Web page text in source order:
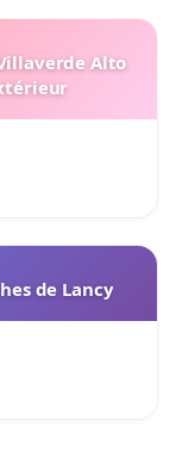
Alto
de Lancy